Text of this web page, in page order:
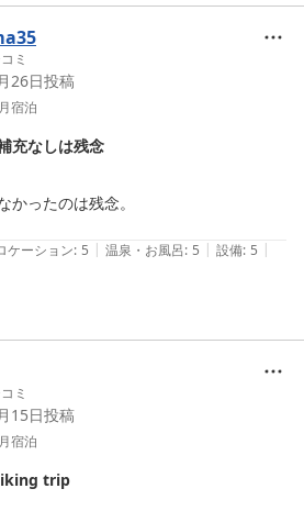
ミ
26日投稿
宿泊
充なしは残念
かったのは残念。
ケーション: 5 | 温泉・お風呂: 5 | 設備: 5 |
ミ
15日投稿
宿泊
trip